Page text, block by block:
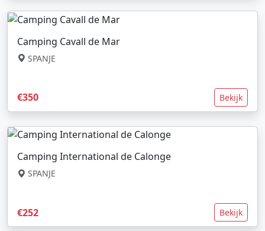
Camping Cavall de Mar
SPANJE
€350 Bekijk
Camping International de Calonge
SPANJE
€252 Bekijk